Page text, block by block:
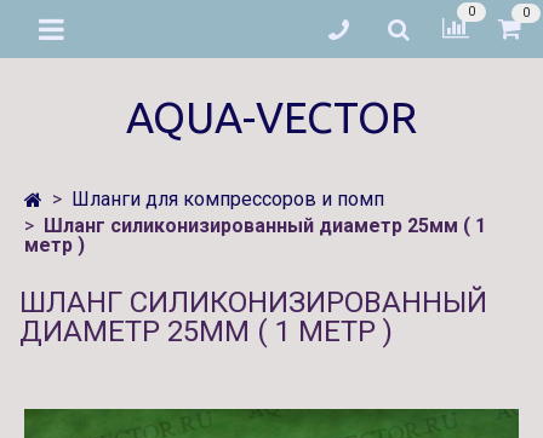
0 0
AQUA-VECTOR
Шланги для компрессоров и помп
Шланг силиконизированный диаметр 25мм ( 1
метр )
ШЛАНГ СИЛИКОНИЗИРОВАННЫЙ
ДИАМЕТР 25ММ ( 1 МЕТР )